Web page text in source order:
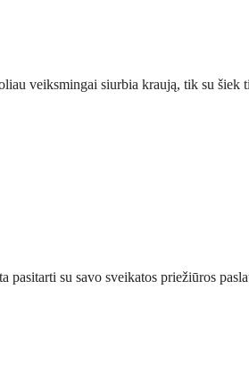
veiksmingai siurbia kraują, tik su
su savo sveikatos priežiūros